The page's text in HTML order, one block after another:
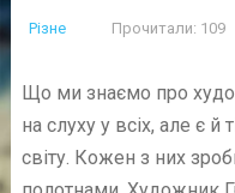
Різне Прочитали: 109
Що ми знаємо про
на слуху у всіх, але є
світу. Кожен з них